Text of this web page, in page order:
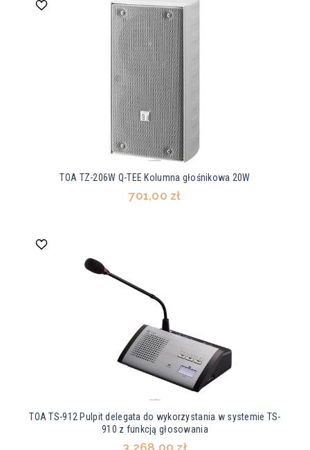
TOA TZ-206W Q-TEE Kolumna głośnikowa 20W
701,00 zł
TOA TS-912 Pulpit delegata do wykorzystania w systemie TS-
910 z funkcją głosowania